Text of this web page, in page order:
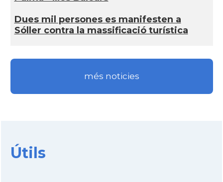
Dues mil persones es manifesten a
Sóller contra la massificació turística
més noticies
Útils